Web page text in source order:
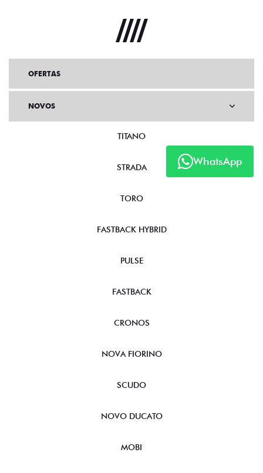
WhatsApp
OFERTAS
NOVOS
TITANO
STRADA
TORO
FASTBACK HYBRID
PULSE
FASTBACK
CRONOS
NOVA FIORINO
SCUDO
NOVO DUCATO
MOBI